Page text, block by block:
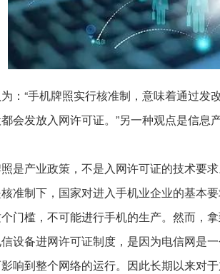
：“手机牌照实行核准制，意味着通过
会发放入网许可证。”另一种观点是信
是产业政策，不是入网许可证的技术要
准制下，国家对进入手机业企业的基本
门槛，不可能进行手机的生产。然而，
设备进网许可证制度，是因为电信网是
响到整个网络的运行。因此长期以来对